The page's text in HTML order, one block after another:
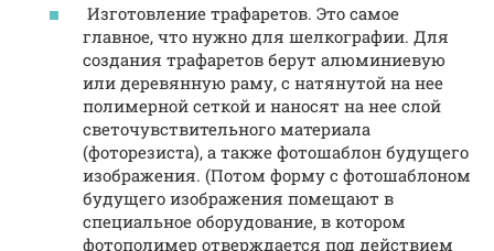
Изготовление трафаретов. Это самое
главное, что нужно для шелкографии. Для
создания трафаретов берут алюминиевую
или деревянную раму, с натянутой на нее
полимерной сеткой и наносят на нее слой
светочувствительного материала
(фоторезиста), а также фотошаблон будущего
изображения. (Потом форму с фотошаблоном
будущего изображения помещают в
специальное оборудование, в котором
фотополимер отверждается под действием